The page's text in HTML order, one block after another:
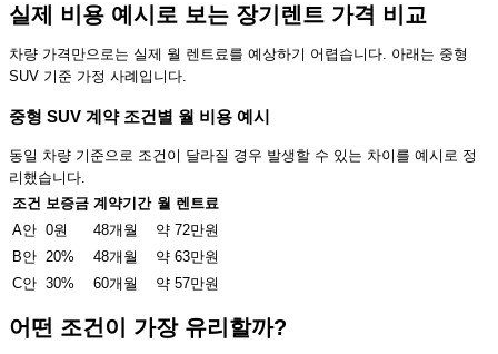
실제 비용 예시로 보는 장기렌트 가격 비교
차량 가격만으로는 실제 월 렌트료를 예상하기 어렵습니다. 아래는 중형
SUV 기준 가정 사례입니다.
중형 SUV 계약 조건별 월 비용 예시
동일 차량 기준으로 조건이 달라질 경우 발생할 수 있는 차이를 예시로 정
리했습니다.
조건 보증금 계약기간 월 렌트료
A안 0원 48개월
약 72만원
B안 20% 48개월
약 63만원
C안 30% 60개월 약 57만원
어떤 조건이 가장 유리할까?